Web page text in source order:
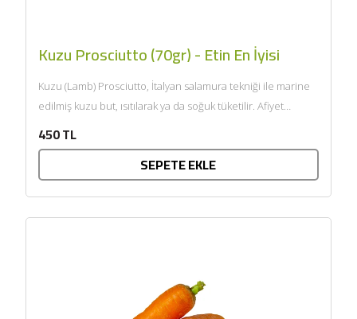
Kuzu Prosciutto (70gr) - Etin En İyisi
Kuzu (Lamb) Prosciutto, İtalyan salamura tekniği ile marine
edilmiş kuzu but, ısıtılarak ya da soğuk tüketilir. Afiyet
450 TL
SEPETE EKLE